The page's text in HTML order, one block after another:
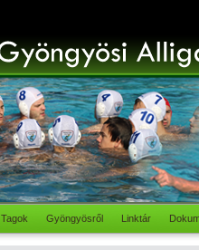
Tagok Gyöngyösről Linktár